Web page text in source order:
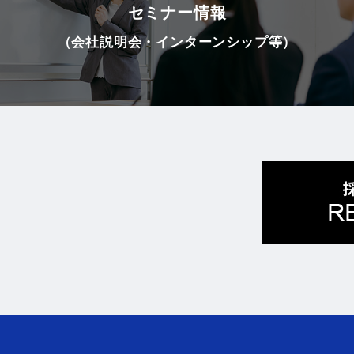
セミナー情報
（会社説明会・インターンシップ等）